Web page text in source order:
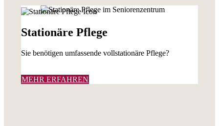
Stationäre Pflege
Sie benötigen umfassende vollstationäre Pflege?
MEHR ERFAHREN